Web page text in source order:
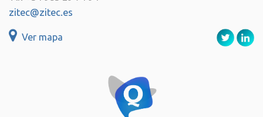
zitec@zitec.es
Ver mapa